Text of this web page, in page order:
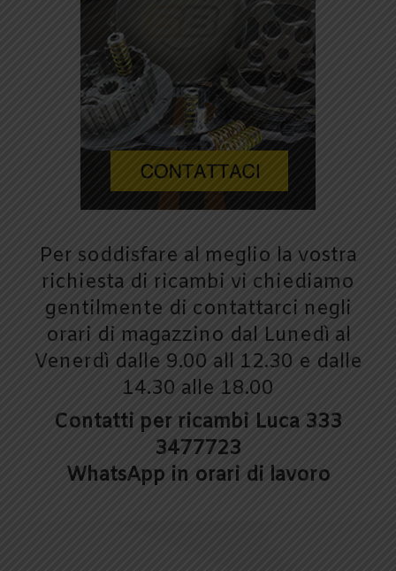
Per soddisfare al meglio la vostra
richiesta di ricambi vi chiediamo
gentilmente di contattarci negli
orari di magazzino dal Lunedì al
Venerdì dalle 9.00 all 12.30 e dalle
14.30 alle 18.00
Contatti per ricambi Luca 333
3477723
WhatsApp in orari di lavoro